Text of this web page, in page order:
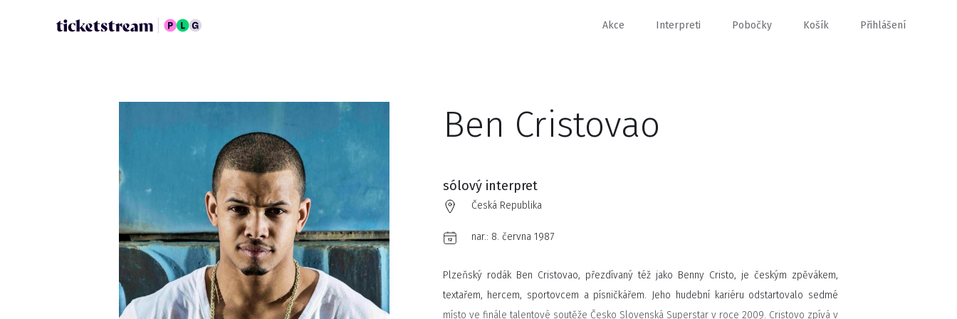
Akce Interpreti Pobočky Košík Přihlášení
Ben Cristovao
sólový interpret
Česká Republika
nar.: 8. června 1987
Plzeňský rodák Ben Cristovao, přezdívaný též jako Benny Cristo, je českým zpěvákem,
textařem, hercem, sportovcem a písničkářem. Jeho hudební kariéru odstartovalo sedmé
místo ve finále talentové soutěže Česko Slovenská Superstar v roce 2009. Cristovo zpívá v